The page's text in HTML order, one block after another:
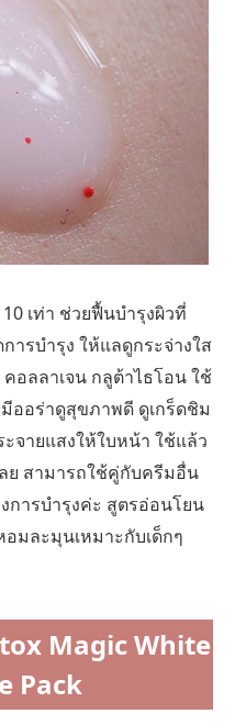
เท่า ช่วยฟื้นบำรุงผิวที่
ารบำรุง ให้แลดูกระจ่างใส
ลลาเจน กลูต้าไธโอน ใช้
ออร่าดูสุขภาพดี ดูเกร็ดชิม
ะจายแสงให้ใบหน้า ใช้แล้ว
ย สามารถใช้คู่กับครีมอื่น
ารบำรุงค่ะ สูตรอ่อนโยน
มละมุนเหมาะกับเด็กๆ
Magic White
Pack